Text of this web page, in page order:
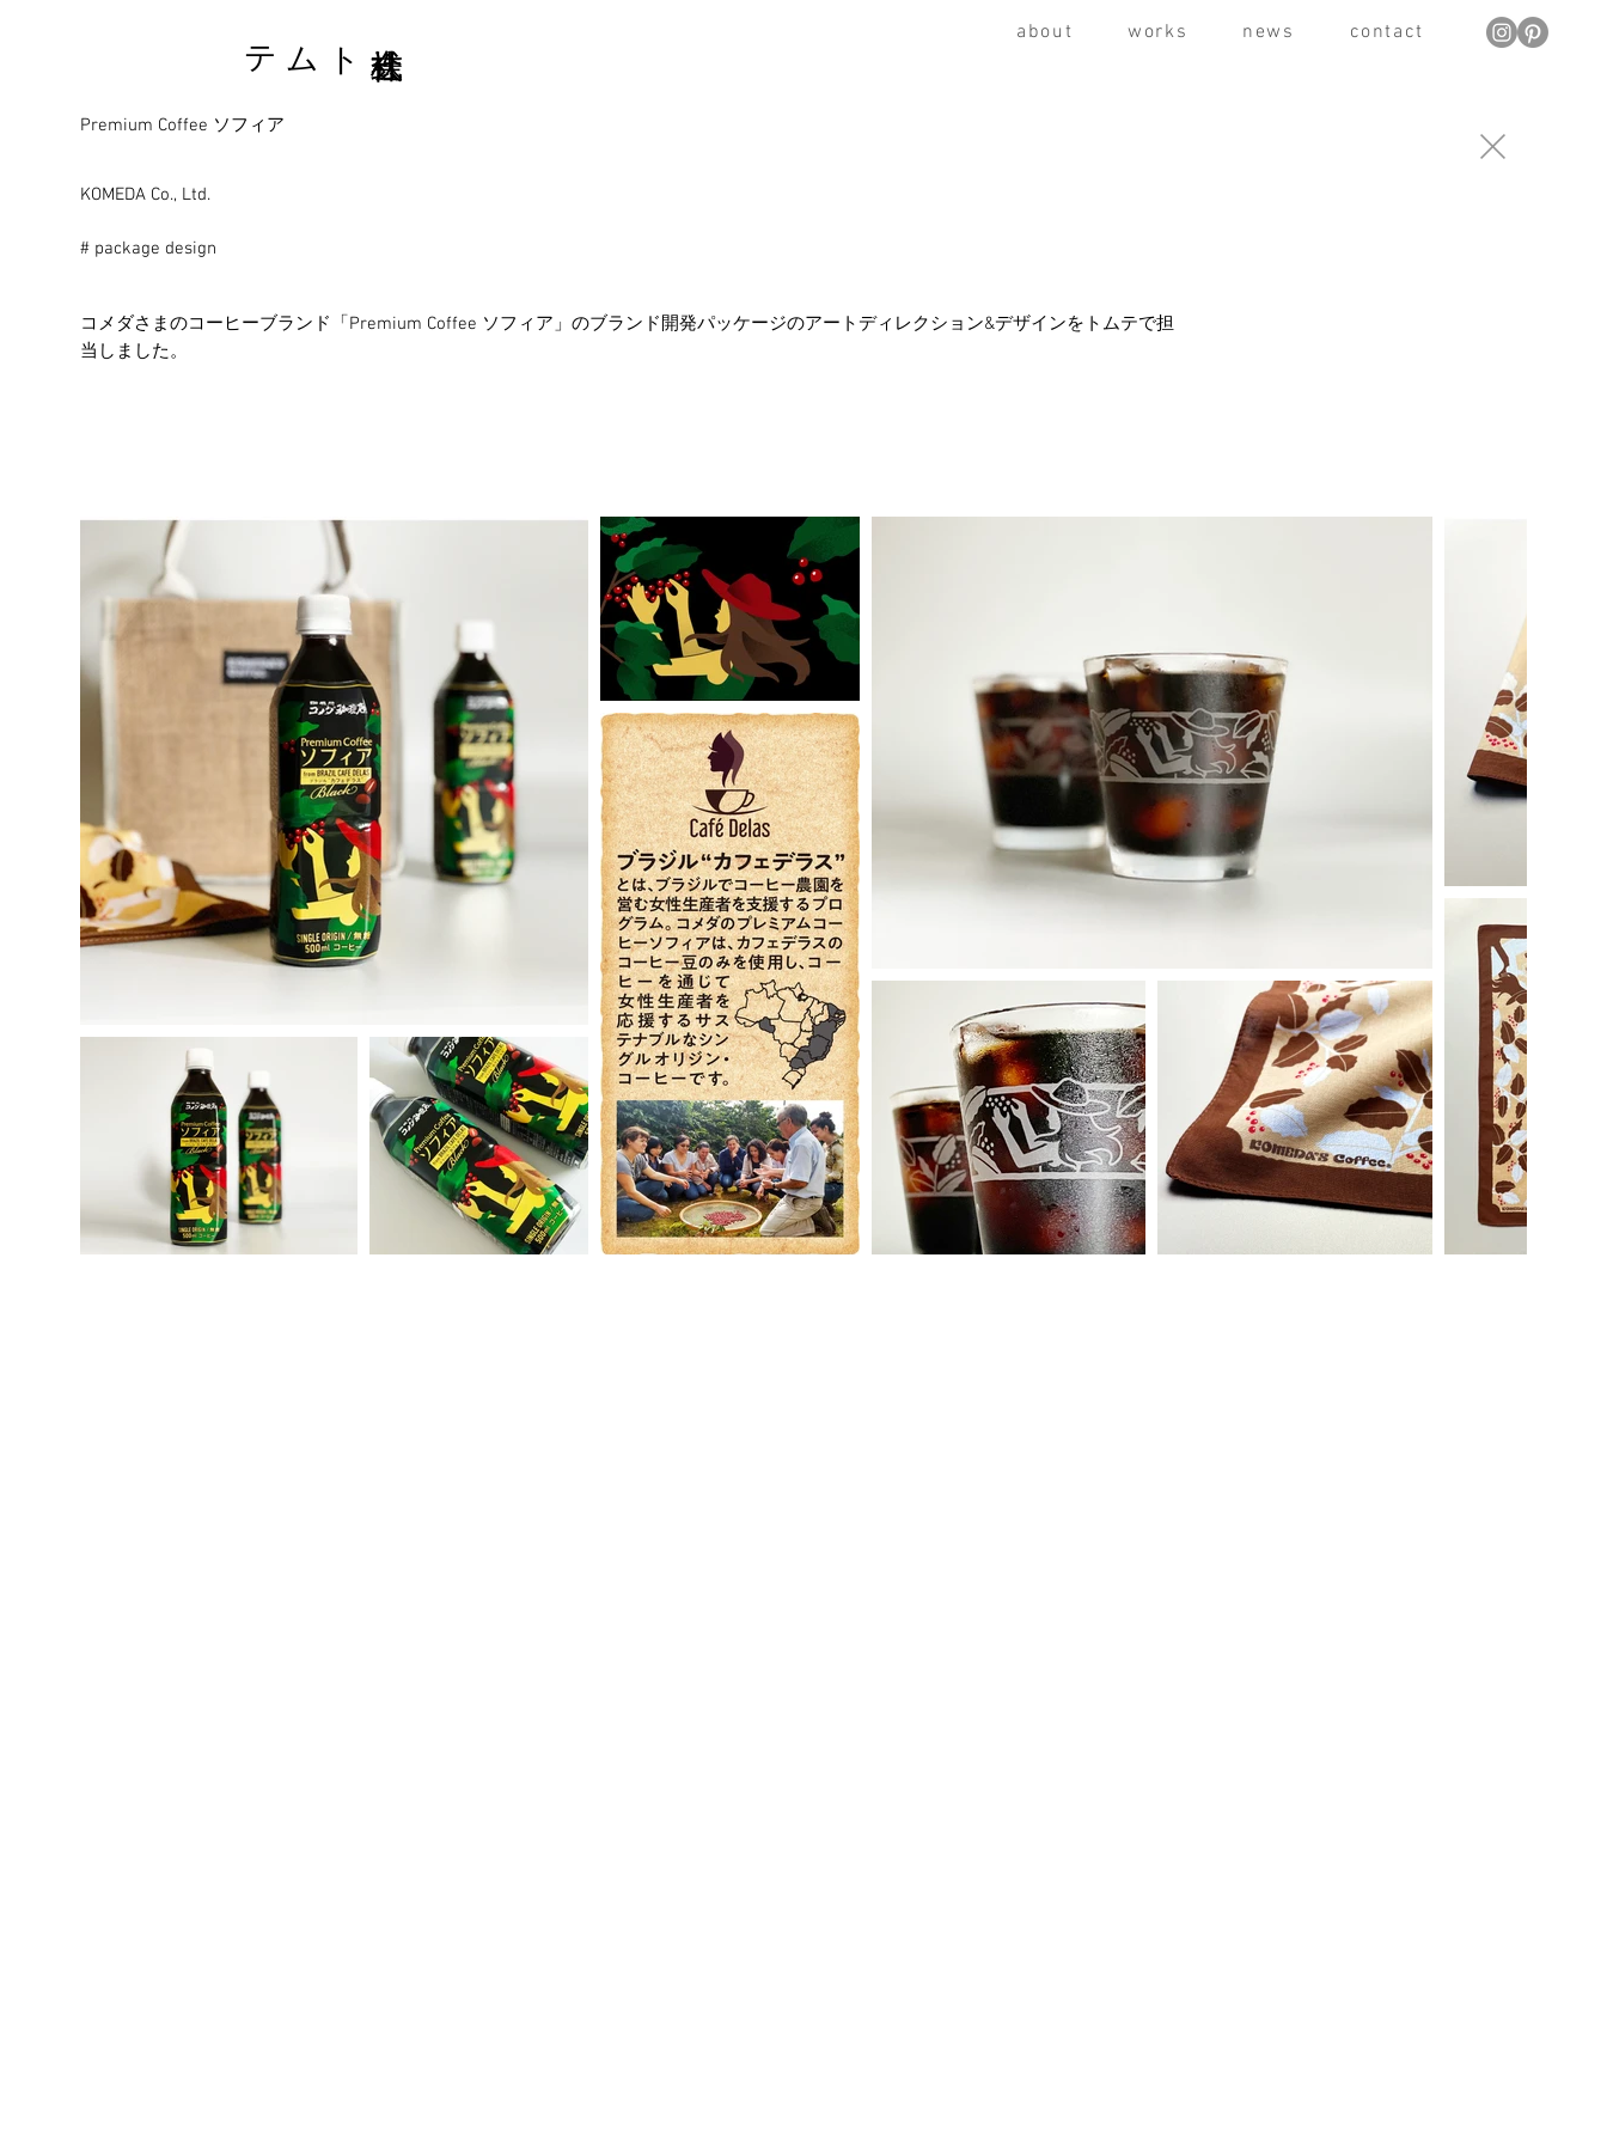
株式会社トムテ about works news contact
# package design
KOMEDA Co., Ltd.
Premium Coffee ソフィア
コメダさまのコーヒーブランド「Premium Coffee ソフィア」のブランド開発パッケージのアートディレクション&デザインをトムテで担
当しました。